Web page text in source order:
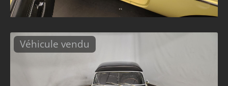
Véhicule vendu